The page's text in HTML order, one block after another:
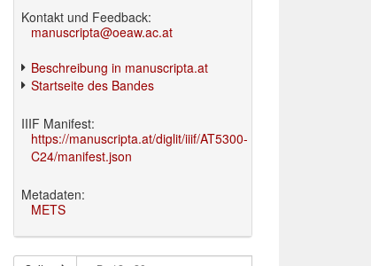
Kontakt und Feedback:
manuscripta@oeaw.ac.at
Beschreibung in manuscripta.at
Startseite des Bandes
IIIF Manifest:
https://manuscripta.at/diglit/iiif/AT5300-
C24/manifest.json
Metadaten:
METS